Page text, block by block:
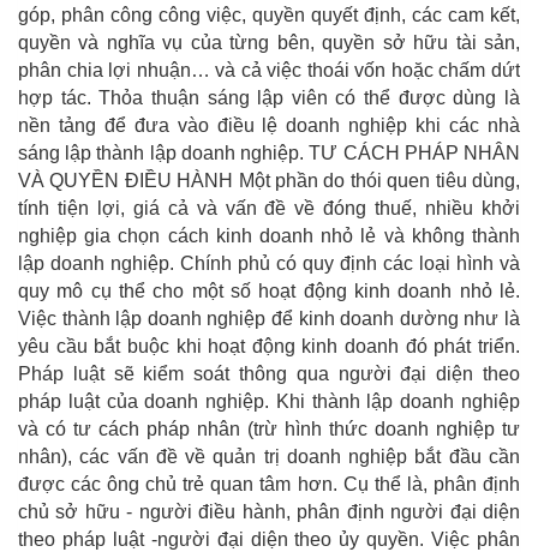
góp, phân công công việc, quyền quyết định, các cam kết,
quyền và nghĩa vụ của từng bên, quyền sở hữu tài sản,
phân chia lợi nhuận… và cả việc thoái vốn hoặc chấm dứt
hợp tác. Thỏa thuận sáng lập viên có thể được dùng là
nền tảng để đưa vào điều lệ doanh nghiệp khi các nhà
sáng lập thành lập doanh nghiệp. TƯ CÁCH PHÁP NHÂN
VÀ QUYỀN ĐIỀU HÀNH Một phần do thói quen tiêu dùng,
tính tiện lợi, giá cả và vấn đề về đóng thuế, nhiều khởi
nghiệp gia chọn cách kinh doanh nhỏ lẻ và không thành
lập doanh nghiệp. Chính phủ có quy định các loại hình và
quy mô cụ thể cho một số hoạt động kinh doanh nhỏ lẻ.
Việc thành lập doanh nghiệp để kinh doanh dường như là
yêu cầu bắt buộc khi hoạt động kinh doanh đó phát triển.
Pháp luật sẽ kiểm soát thông qua người đại diện theo
pháp luật của doanh nghiệp. Khi thành lập doanh nghiệp
và có tư cách pháp nhân (trừ hình thức doanh nghiệp tư
nhân), các vấn đề về quản trị doanh nghiệp bắt đầu cần
được các ông chủ trẻ quan tâm hơn. Cụ thể là, phân định
chủ sở hữu - người điều hành, phân định người đại diện
theo pháp luật -người đại diện theo ủy quyền. Việc phân